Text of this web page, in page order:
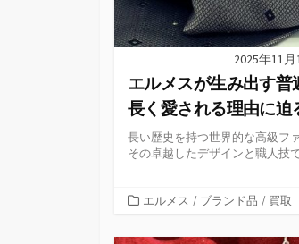
2025年11月
エルメスが生み出す
長く愛される理由に迫
長い歴史を持つ世界的な高級フ
その卓越したデザインと職人技
カ
ゴ
エルメス / ブランド品 / 買取